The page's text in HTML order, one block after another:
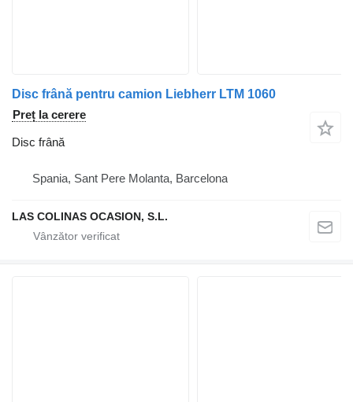
Disc frână pentru camion Liebherr LTM 1060
Preț la cerere
Disc frână
Spania, Sant Pere Molanta, Barcelona
LAS COLINAS OCASION, S.L.